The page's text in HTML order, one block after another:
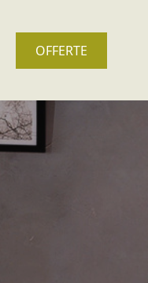
OFFERTE